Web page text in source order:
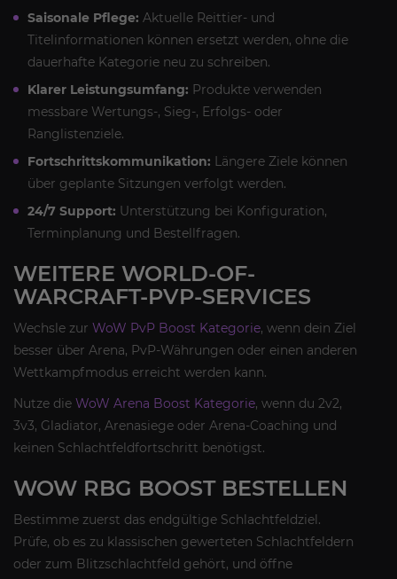
Saisonale Pflege: Aktuelle Reittier- und
Titelinformationen können ersetzt werden, ohne die
dauerhafte Kategorie neu zu schreiben.
Klarer Leistungsumfang: Produkte verwenden
messbare Wertungs-, Sieg-, Erfolgs- oder
Ranglistenziele.
Fortschrittskommunikation: Längere Ziele können
über geplante Sitzungen verfolgt werden.
24/7 Support: Unterstützung bei Konfiguration,
Terminplanung und Bestellfragen.
WEITERE WORLD-OF-
WARCRAFT-PVP-SERVICES
Wechsle zur WoW PvP Boost Kategorie, wenn dein Ziel
besser über Arena, PvP-Währungen oder einen anderen
Wettkampfmodus erreicht werden kann.
Nutze die WoW Arena Boost Kategorie, wenn du 2v2,
3v3, Gladiator, Arenasiege oder Arena-Coaching und
keinen Schlachtfeldfortschritt benötigst.
WOW RBG BOOST BESTELLEN
Bestimme zuerst das endgültige Schlachtfeldziel.
Prüfe, ob es zu klassischen gewerteten Schlachtfeldern
oder zum Blitzschlachtfeld gehört, und öffne